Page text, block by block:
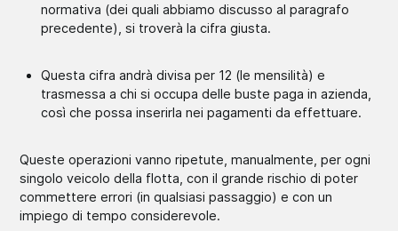
normativa (dei quali abbiamo discusso al paragrafo
precedente), si troverà la cifra giusta.
Questa cifra andrà divisa per 12 (le mensilità) e
trasmessa a chi si occupa delle buste paga in azienda,
così che possa inserirla nei pagamenti da effettuare.
Queste operazioni vanno ripetute, manualmente, per ogni
singolo veicolo della flotta, con il grande rischio di poter
commettere errori (in qualsiasi passaggio) e con un
impiego di tempo considerevole.